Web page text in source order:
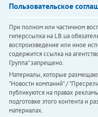
Пользовательское
При полном или частичном
гиперссылка на LB.ua
воспроизведение или иное
содержится ссылка на
Группа" запрещено.
Материалы, которые
"Новости компаний" /
публикуются на правах
подготовке этого контента и
материалах.